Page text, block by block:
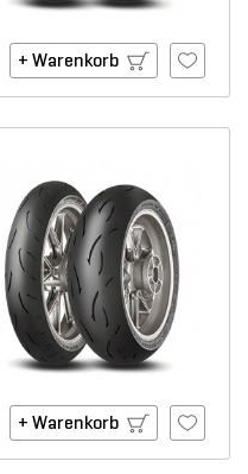
+ Warenkorb
+ Warenkorb